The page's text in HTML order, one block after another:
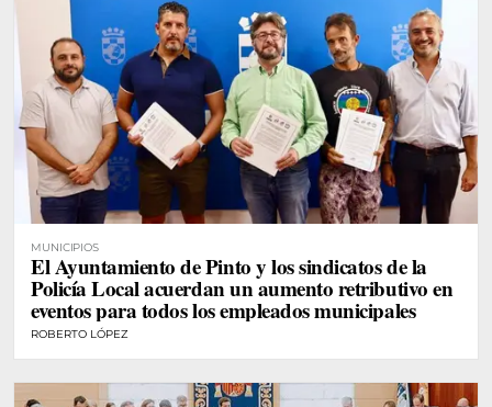
MUNICIPIOS
El Ayuntamiento de Pinto y los sindicatos de la
Policía Local acuerdan un aumento retributivo en
eventos para todos los empleados municipales
ROBERTO LÓPEZ